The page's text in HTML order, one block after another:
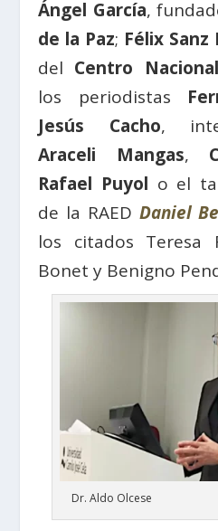
Ángel García,
de la Paz; Félix Sanz
del Centro
los periodistas
Jesús Cacho,
Araceli Mangas,
Rafael Puyol o el
de la RAED Daniel
los citados Teresa
Bonet y Benigno
Dr. Aldo Olcese